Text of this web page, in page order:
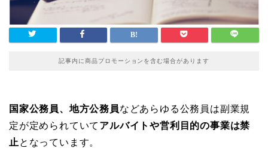
記事内に商品プロモーションを含む場合があります
国家公務員、地方公務員などあらゆる公務員は副業規
定が定められていて アルバイトや営利目的の事業は禁
止 となっています。